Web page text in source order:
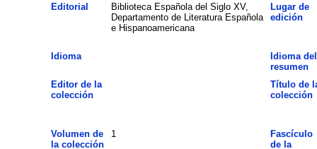
Editorial
Biblioteca Española del Siglo XV,
Departamento de Literatura Española
e Hispanoamericana
Lugar de
edición
Idioma
Idioma del
resumen
Editor de la
colección
Título de
colección
Volumen de
la colección
1
Fascículo
de la